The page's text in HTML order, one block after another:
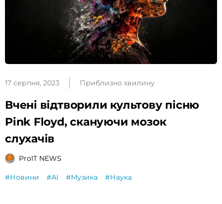
17 серпня, 2023 Приблизно хвилину
Вчені відтворили культову пісню
Pink Floyd, скануючи мозок
слухачів
ProIT NEWS
#Новини #AI #Музика #Наука